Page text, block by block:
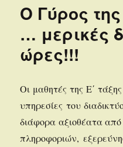
Ο Γύρος
… μερικές
ώρες!!!
Oι μαθητές της Ε΄
υπηρεσίες του
διάφορα αξιοθέατα
πληροφοριών,